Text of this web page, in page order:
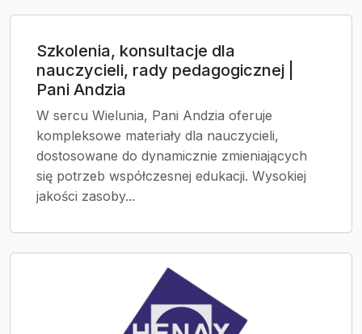
Szkolenia, konsultacje dla
nauczycieli, rady pedagogicznej |
Pani Andzia
W sercu Wielunia, Pani Andzia oferuje
kompleksowe materiały dla nauczycieli,
dostosowane do dynamicznie zmieniających
się potrzeb współczesnej edukacji. Wysokiej
jakości zasoby...